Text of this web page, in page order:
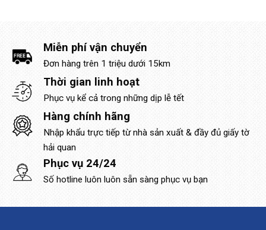
Miễn phí vận chuyển
Đơn hàng trên 1 triệu dưới 15km
Thời gian linh hoạt
Phục vụ kể cả trong những dịp lễ tết
Hàng chính hãng
Nhập khẩu trực tiếp từ nhà sản xuất & đầy đủ giấy tờ
hải quan
Phục vụ 24/24
Số hotline luôn luôn sẵn sàng phục vụ bạn